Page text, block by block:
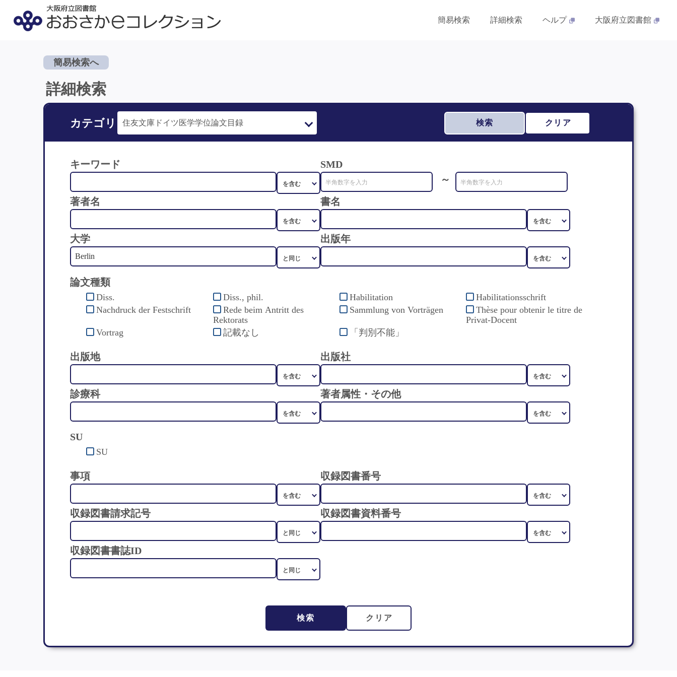
簡易検索 詳細検索 ヘルプ 大阪府立図書館
簡易検索へ
詳細検索
カテゴリ 検索 クリア
キーワード
SMD
～
著者名
書名
大学 出版年
論文種類
Diss. Diss., phil. Habilitation
Habilitationsschrift
Nachdruck der Festschrift
Rede beim Antritt des
Rektorats
Sammlung von Vorträgen
Thèse pour obtenir le titre de
Privat-Docent
Vortrag
記載なし 「判別不能」
出版地 出版社
診療科 著者属性・その他
SU
SU
事項 収録図書番号
収録図書請求記号 収録図書資料番号
収録図書書誌ID
検索 クリア